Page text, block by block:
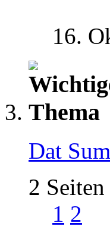
16.
Dat
2 Seiten
1 2